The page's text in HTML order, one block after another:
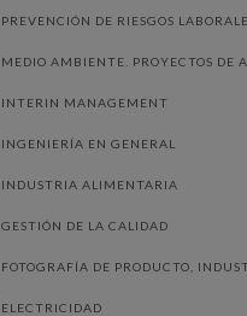
PREVENCIÓN DE RIESGOS
MEDIO AMBIENTE. PROYECTOS DE
INTERIN MANAGEMENT
INGENIERÍA EN GENERAL
INDUSTRIA ALIMENTARIA
GESTIÓN DE LA CALIDAD
FOTOGRAFÍA DE PRODUCTO,
ELECTRICIDAD